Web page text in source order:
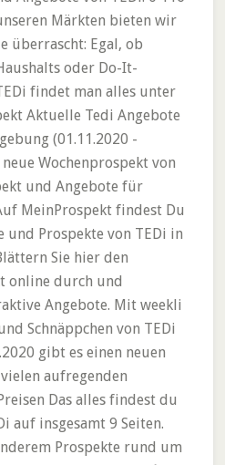
Märkten bieten wir
überrascht: Egal, ob
oder Do-It-
findet man alles unter
Aktuelle Tedi Angebote
(01.11.2020 -
Wochenprospekt von
und Angebote für
MeinProspekt findest Du
und Prospekte von TEDi in
Sie hier den
online durch und
Angebote. Mit weekli
Schnäppchen von TEDi
gibt es einen neuen
aufregenden
Das alles findest du
auf insgesamt 9 Seiten.
Prospekte rund um